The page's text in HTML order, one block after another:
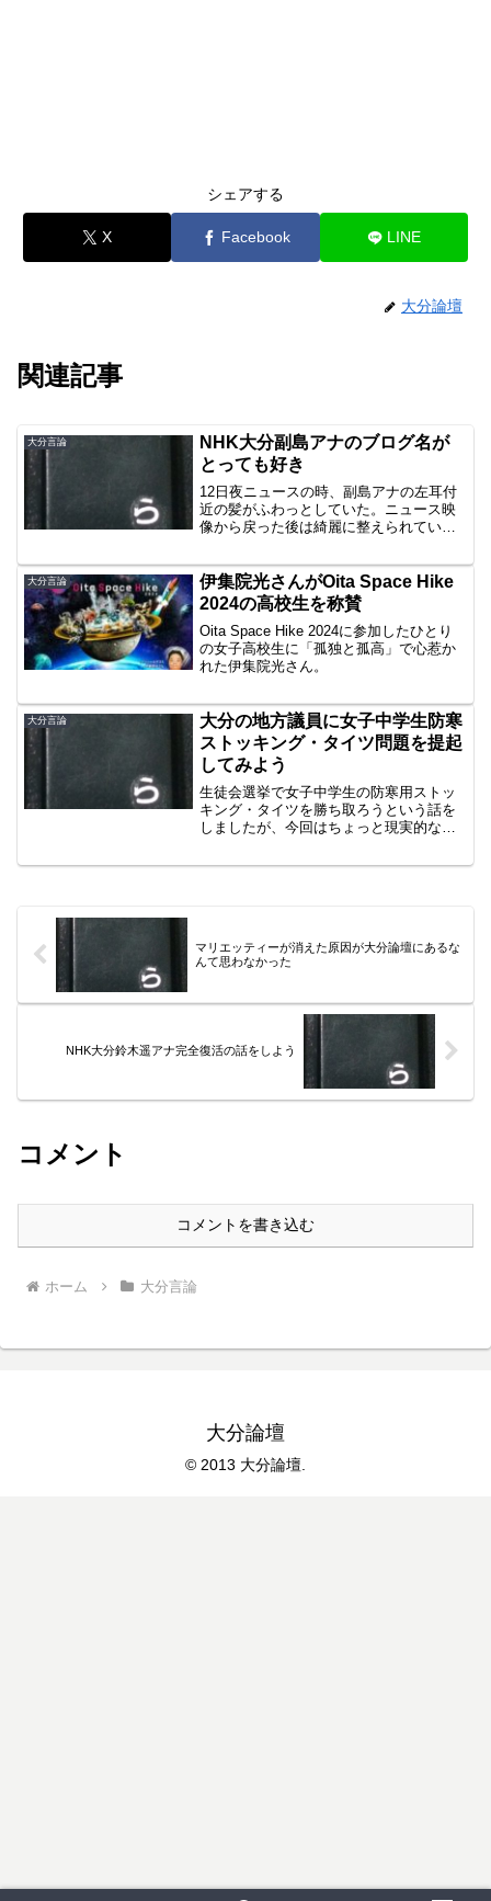
シェアする
X Facebook LINE
大分論壇
関連記事
大分言論
NHK大分副島アナのブログ名が
とっても好き
12日夜ニュースの時、副島アナの左耳付
近の髪がふわっとしていた。ニュース映
像から戻った後は綺麗に整えられてい
女子が好きな僕にとって、貴重な映像だ
った。きちんとしている女子のスカート
裾がちょっと捲れたりして...
大分言論
伊集院光さんがOita Space Hike
2024の高校生を称賛
Oita Space Hike 2024に参加したひとり
の女子高校生に「孤独と孤高」で心惹か
れた伊集院光さん。
大分言論
大分の地方議員に女子中学生防寒
ストッキング・タイツ問題を提起
してみよう
生徒会選挙で女子中学生の防寒用ストッ
キング・タイツを勝ち取ろうという話を
しましたが、今回はちょっと現実的な視
確かですが、女子を冷やしてはいけない
マリエッティーが消えた原因が大分論壇にあるな
んて思わなかった
NHK大分鈴木遥アナ完全復活の話をしよう
コメント
コメントを書き込む
ホーム 大分言論
大分論壇
© 2013 大分論壇.